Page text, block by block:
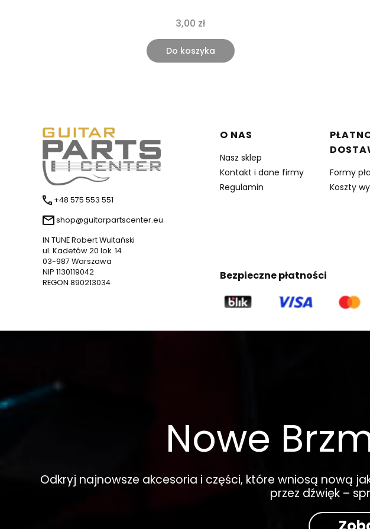
3,00 zł
Do koszyka
+48 575 553 551
shop@guitarpartscenter.eu
IN TUNE Robert Wultański
ul. Kadetów 20 lok. 14
03-987 Warszawa
NIP 1130119042
REGON 890213034
Linki w stopce
O NAS
Nasz sklep
Kontakt i dane firmy
Regulamin
Formy
Koszty
Bezpieczne płatności
Nowe
Odkryj najnowsze akcesoria i części, które wniosą nową
przez dźwięk –